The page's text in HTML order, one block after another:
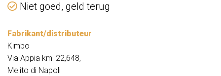
Niet goed, geld terug
Fabrikant/distributeur
Kimbo
Via Appia km. 22,648,
Melito di Napoli